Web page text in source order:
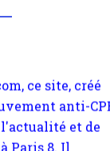
anti-CPE,
de rendre
dans
Dehors ou du